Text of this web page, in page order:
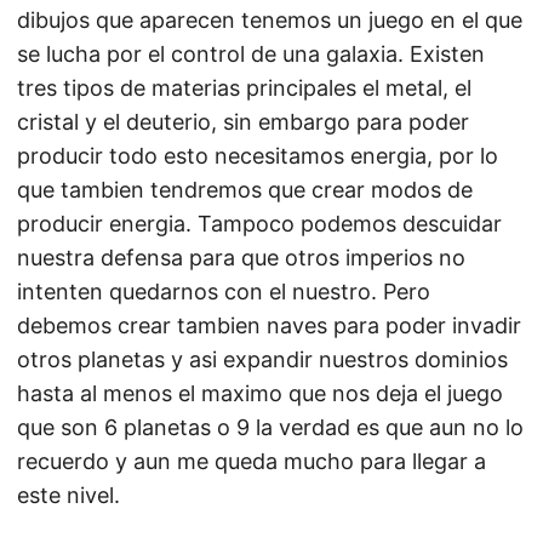
dibujos que aparecen tenemos un juego en el que
se lucha por el control de una galaxia. Existen
tres tipos de materias principales el metal, el
cristal y el deuterio, sin embargo para poder
producir todo esto necesitamos energia, por lo
que tambien tendremos que crear modos de
producir energia. Tampoco podemos descuidar
nuestra defensa para que otros imperios no
intenten quedarnos con el nuestro. Pero
debemos crear tambien naves para poder invadir
otros planetas y asi expandir nuestros dominios
hasta al menos el maximo que nos deja el juego
que son 6 planetas o 9 la verdad es que aun no lo
recuerdo y aun me queda mucho para llegar a
este nivel.